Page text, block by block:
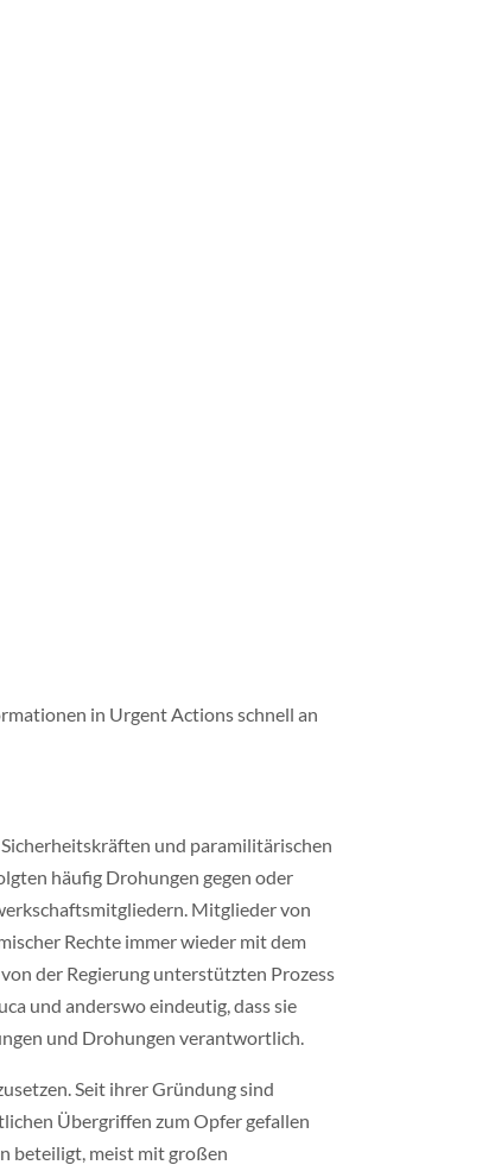
in Urgent Actions schnell an
und paramilitärischen
häufig Drohungen gegen oder
Mitglieder von
Rechte immer wieder mit dem
der Regierung unterstützten Prozess
und anderswo eindeutig, dass sie
und Drohungen verantwortlich.
Seit ihrer Gründung sind
Übergriffen zum Opfer gefallen
beteiligt, meist mit großen